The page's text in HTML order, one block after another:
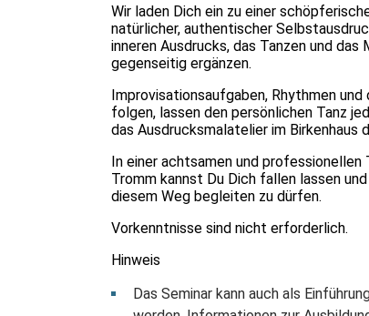
Wir laden Dich ein zu einer
natürlicher, authentischer
inneren Ausdrucks, das Tanzen und
gegenseitig ergänzen.
Improvisationsaufgaben, Rhythmen
folgen, lassen den persönlichen Tanz
das Ausdrucksmalatelier im Birkenhaus
In einer achtsamen und
Tromm kannst Du Dich fallen lassen
diesem Weg begleiten zu dürfen.
Vorkenntnisse sind nicht erforderlich.
Hinweis
Das Seminar kann auch als